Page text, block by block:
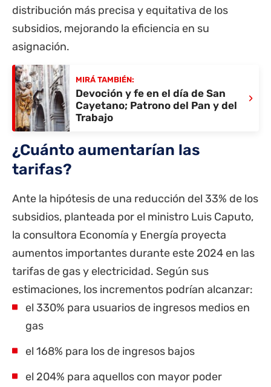
distribución más precisa y equitativa de los
subsidios, mejorando la eficiencia en su
asignación.
MIRÁ TAMBIÉN:
Devoción y fe en el día de San
Cayetano; Patrono del Pan y del
Trabajo
›
¿Cuánto aumentarían las
tarifas?
Ante la hipótesis de una reducción del 33% de los
subsidios, planteada por el ministro Luis Caputo,
la consultora Economía y Energía proyecta
aumentos importantes durante este 2024 en las
tarifas de gas y electricidad. Según sus
estimaciones, los incrementos podrían alcanzar:
el 330% para usuarios de ingresos medios en
gas
el 168% para los de ingresos bajos
el 204% para aquellos con mayor poder